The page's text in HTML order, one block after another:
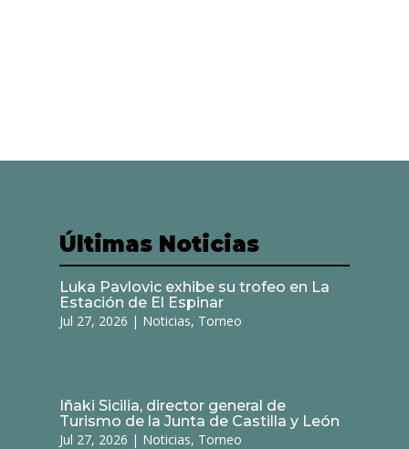
Últimas Noticias
Luka Pavlovic exhibe su trofeo en La
Estación de El Espinar
Jul 27, 2026 | Noticias, Torneo
Iñaki Sicilia, director general de
Turismo de la Junta de Castilla y León
Jul 27, 2026 | Noticias, Torneo